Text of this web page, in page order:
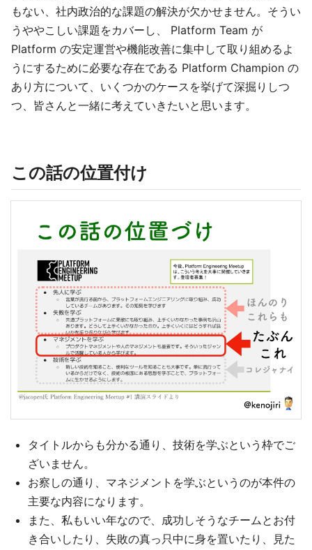
もない、社内政治的な課題の解決が欠かせません。そうい
うややこしい課題をカバーし、 Platform Team が
Platform の安定運営や機能改善に集中して取り組めるよ
うにするために必要な存在である Platform Champion の
あり方について、いくつかのケースを挙げて深掘りしつ
つ、皆さんと一緒に考えていきたいと思います。
この話の位置付け
タイトルからも分かる通り、技術を学ぶという枠でご
ざいません。
お察しの通り、マネジメントを学ぶというのが本件の
主要な内容になります。
また、私もいい年なので、成功しそうなチームとお付
き合いしたり、失敗の真っ只中に身を置いたり、見た